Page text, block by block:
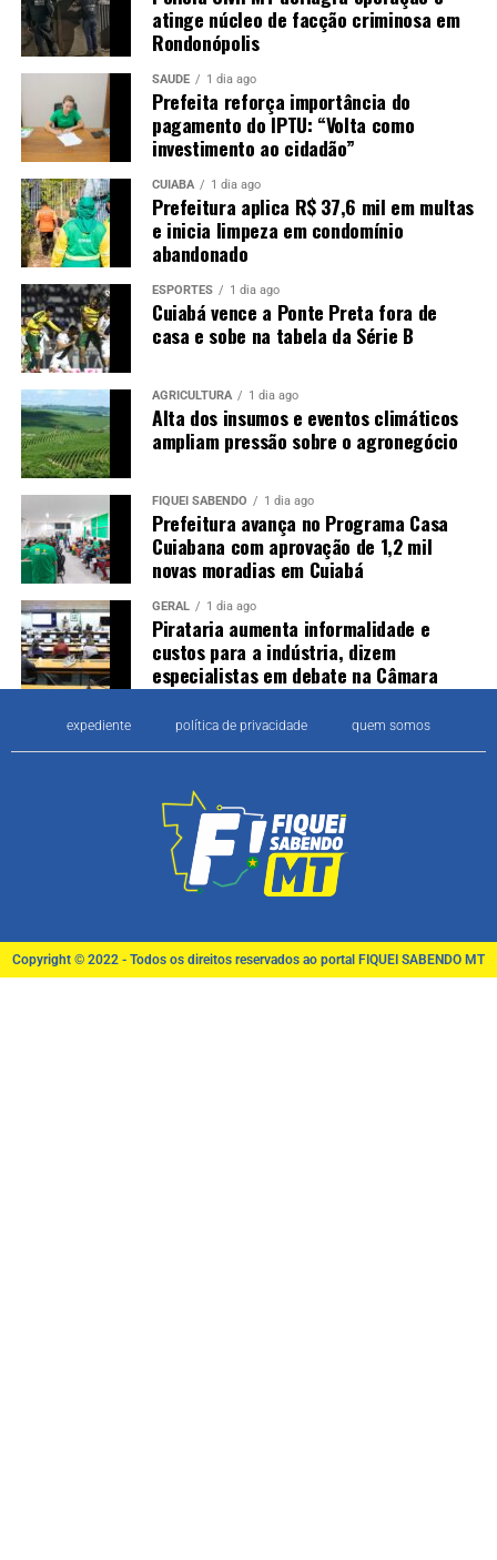
atinge núcleo de facção criminosa em
Rondonópolis
SAÚDE 1 dia ago
Prefeita reforça importância do
pagamento do IPTU: “Volta como
investimento ao cidadão”
CUIABÁ 1 dia ago
Prefeitura aplica R$ 37,6 mil em multas
e inicia limpeza em condomínio
abandonado
ESPORTES 1 dia ago
Cuiabá vence a Ponte Preta fora de
casa e sobe na tabela da Série B
AGRICULTURA 1 dia ago
Alta dos insumos e eventos climáticos
ampliam pressão sobre o agronegócio
FIQUEI SABENDO 1 dia ago
Prefeitura avança no Programa Casa
Cuiabana com aprovação de 1,2 mil
novas moradias em Cuiabá
GERAL 1 dia ago
Pirataria aumenta informalidade e
custos para a indústria, dizem
especialistas em debate na Câmara
expediente política de privacidade quem somos
Copyright © 2022 - Todos os direitos reservados ao portal FIQUEI SABENDO MT